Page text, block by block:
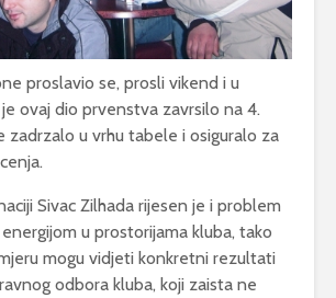
proslavio se, prosli vikend i u
ovaj dio prvenstva zavrsilo na 4.
zadrzalo u vrhu tabele i osiguralo za
Sivac Zilhada rijesen je i problem
u prostorijama kluba, tako
mogu vidjeti konkretni rezultati
odbora kluba, koji zaista ne